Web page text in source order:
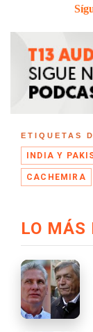
ETIQUETAS
INDIA Y
CACHEMIRA
LO MÁS